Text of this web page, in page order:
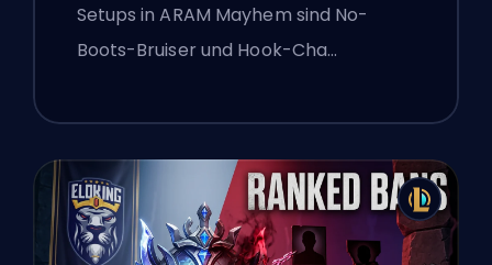
Setups in ARAM Mayhem sind No-
Boots-Bruiser und Hook-Cha…